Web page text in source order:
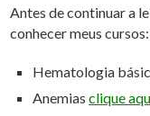
Antes de continuar a
conhecer meus cursos:
Hematologia
Anemiasclique